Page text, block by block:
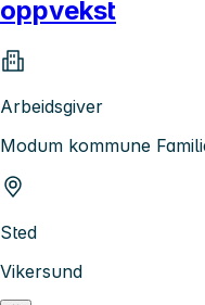
oppvekst
Arbeidsgiver
Modum kommune
Sted
Vikersund